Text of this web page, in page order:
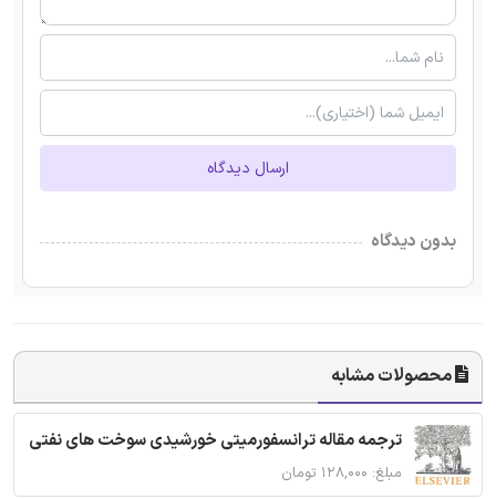
ارسال دیدگاه
بدون دیدگاه
محصولات مشابه
ترجمه مقاله ترانسفورمیتی خورشیدی سوخت های نفتی
مبلغ: ۱۲۸,۰۰۰ تومان